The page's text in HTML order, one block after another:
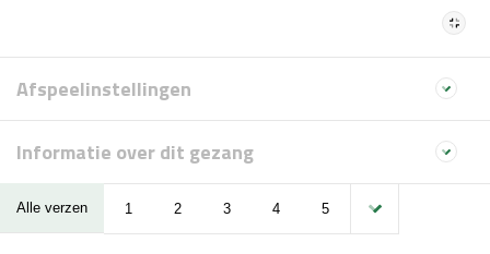
Afspeelinstellingen
Informatie over dit gezang
Alle verzen 1 2 3 4 5